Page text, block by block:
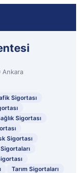
Ankara
Sigortası
Sigortası
Sigortası
Tarım Sigortaları